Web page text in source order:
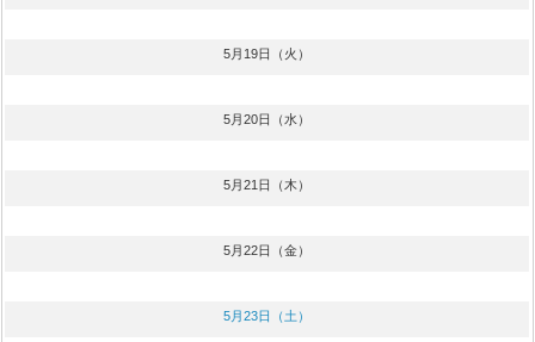
5月19日（火）
5月20日（水）
5月21日（木）
5月22日（金）
5月23日（土）